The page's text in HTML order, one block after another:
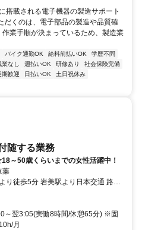
搭載される電子機器の製造サポート
だくのは、電子部品の製造や品質確
業手順が決まっているため、製造業
バイク通勤OK 給料前払いOK
学歴不問
業なし 週払いOK 研修あり
社会保険完備
期歓迎 日払いOK
土日祝休み
随する業務
～50歳くらいまでの女性活躍中！
葉
勤OK（無料駐車場有）
～翌3:05(実働8時間/休憩65分) ※固
月